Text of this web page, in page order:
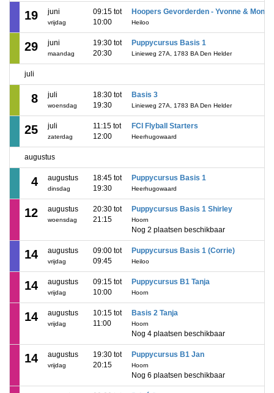
19 juni
vrijdag
09:15 tot
10:00
Hoopers Gevorderden - Yvonne &
Heiloo
29 juni
maandag
19:30 tot
20:30
Puppycursus Basis 1
Linieweg 27A, 1783 BA Den Helder
juli
8 juli
woensdag
18:30 tot
19:30
Basis 3
Linieweg 27A, 1783 BA Den Helder
25 juli
zaterdag
11:15 tot
12:00
FCI Flyball Starters
Heerhugowaard
augustus
4 augustus
dinsdag
18:45 tot
19:30
Puppycursus Basis 1
Heerhugowaard
12 augustus
woensdag
20:30 tot
21:15
Puppycursus Basis 1 Shirley
Hoorn
Nog 2 plaatsen beschikbaar
14 augustus
vrijdag
09:00 tot
09:45
Puppycursus Basis 1 (Corrie)
Heiloo
14 augustus
vrijdag
09:15 tot
10:00
Puppycursus B1 Tanja
Hoorn
14 augustus
vrijdag
10:15 tot
11:00
Basis 2 Tanja
Hoorn
Nog 4 plaatsen beschikbaar
14 augustus
vrijdag
19:30 tot
20:15
Puppycursus B1 Jan
Hoorn
Nog 6 plaatsen beschikbaar